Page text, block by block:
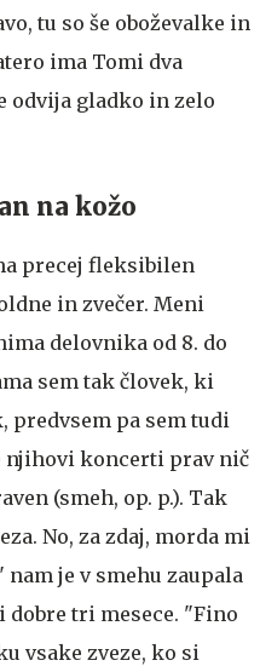
tu so še oboževalke in
ima Tomi dva
odvija gladko in zelo
na kožo
precej fleksibilen
in zvečer. Meni
delovnika od 8. do
sem tak človek, ki
predvsem pa sem tudi
njihovi koncerti prav nič
(smeh, op. p.). Tak
No, za zdaj, morda mi
nam je v smehu zaupala
dobre tri mesece. "Fino
vsake zveze, ko si